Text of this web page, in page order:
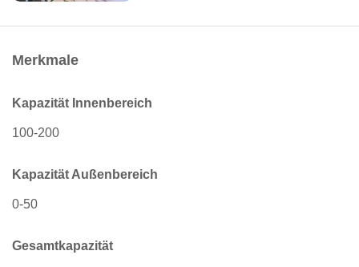
Merkmale
Kapazität Innenbereich
100-200
Kapazität Außenbereich
0-50
Gesamtkapazität